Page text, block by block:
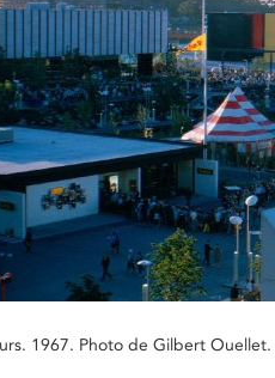
1967. Photo de Gilbert